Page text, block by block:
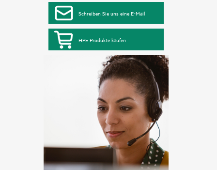
Schreiben Sie uns eine E-Mail
HPE Produkte kaufen